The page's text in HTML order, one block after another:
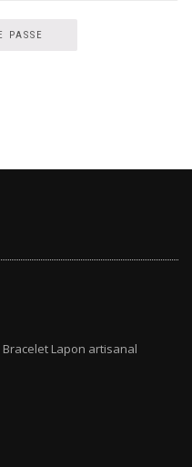
PASSE
Lapon artisanal